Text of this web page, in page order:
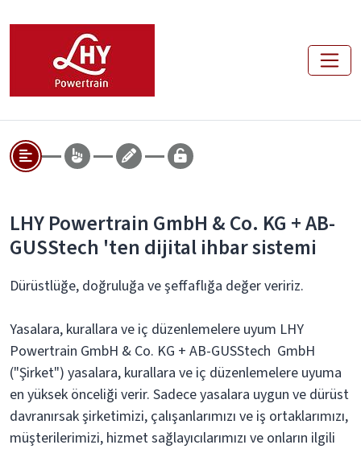
LHY Powertrain GmbH & Co. KG + AB-
GUSStech 'ten dijital ihbar sistemi
Dürüstlüğe, doğruluğa ve şeffaflığa değer veririz.
Yasalara, kurallara ve iç düzenlemelere uyum LHY
Powertrain GmbH & Co. KG + AB-GUSStech GmbH
("Şirket") yasalara, kurallara ve iç düzenlemelere uyuma
en yüksek önceliği verir. Sadece yasalara uygun ve dürüst
davranırsak şirketimizi, çalışanlarımızı ve iş ortaklarımızı,
müşterilerimizi, hizmet sağlayıcılarımızı ve onların ilgili